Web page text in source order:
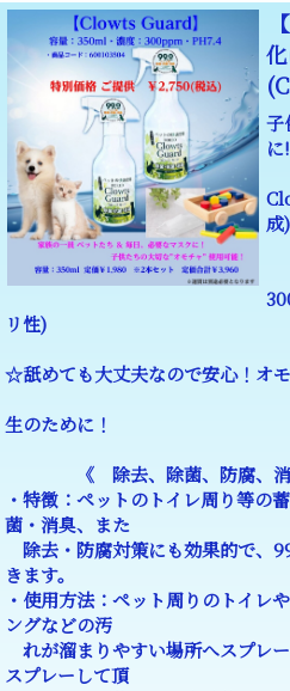
子
に!
成
リ性)
☆舐めても大丈夫なので安心！オ
・空気清浄
生のために！
《 除去、除菌、防腐、消
・特徴：ペットのトイレ周り等の
菌・消臭、また
除去・防腐対策にも効果的で、
きます。
・使用方法：ペット周りのトイレ
ングなどの汚
れが溜まりやすい場所へスプレ
スプレーして頂